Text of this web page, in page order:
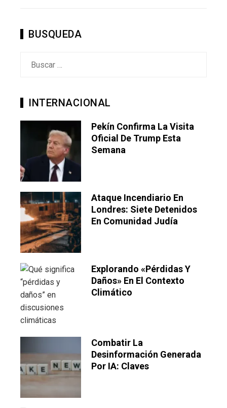
BUSQUEDA
INTERNACIONAL
Pekín Confirma La Visita
Oficial De Trump Esta
Semana
Ataque Incendiario En
Londres: Siete Detenidos
En Comunidad Judía
Explorando «pérdidas Y
Daños» En El Contexto
Climático
Combatir La
Desinformación Generada
Por IA: Claves